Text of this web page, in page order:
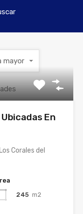
mayor
En
Corales del
245 m2